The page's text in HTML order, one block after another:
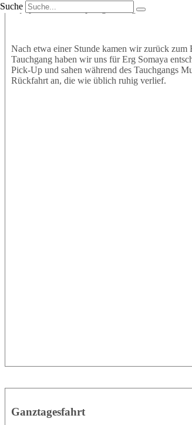
SucheEquipment an und sprangen mit großer
Nach etwa einer Stunde kamen wir zurück zum
Tauchgang haben wir uns für Erg Somaya
Pick-Up und sahen während des Tauchgangs
Rückfahrt an, die wie üblich ruhig verlief.
Ganztagesfahrt